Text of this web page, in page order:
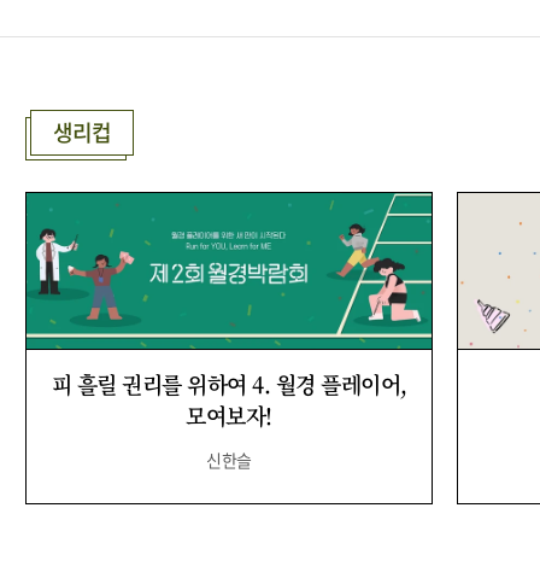
생리컵
피 흘릴 권리를 위하여 4. 월경 플레이어,
모여보자!
신한슬